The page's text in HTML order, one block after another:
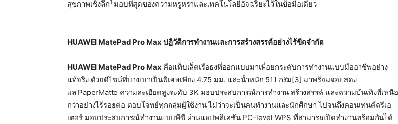
สุขภาพเชิงลึก1 มอบที่สุดของความหรูหราและเทคโนโลยีอัจฉริยะไว้ในข้อมือเดียว
HUAWEI MatePad Pro Max ปฏิวัติการทำงานและการสร้างสรรค์อย่างไร้ขีดจำกัด
HUAWEI MatePad Pro Max คือแท็บเล็ตเรือธงที่ออกแบบมาเพื่อยกระดับการทำงานแบบมืออาชีพอย่าง
แท้จริง ด้วยดีไซน์ที่บางเบาเป็นพิเศษเพียง 4.75 มม. และน้ำหนัก 511 กรัม[3] มาพร้อมจอแสดง
ผล PaperMatte ความละเอียดสูงระดับ 3K มอบประสบการณ์การทำงาน สร้างสรรค์ และความบันเทิงที่เหนือ
กว่าอย่างไร้รอยต่อ ตอบโจทย์ทุกกลุ่มผู้ใช้งาน ไม่ว่าจะเป็นคนทำงานและนักศึกษา ไปจนถึงคอนเทนต์ครีเอ
เตอร์ มอบประสบการณ์ทำงานแบบพีซี ผ่านแอปพลิเคชัน PC-level WPS ที่สามารถเปิดทำงานพร้อมกันได้